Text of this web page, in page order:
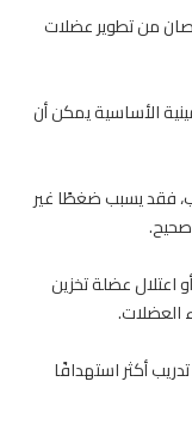
من تطوير عضلات
الأساسية يمكن أن
فقد يسبب ضغطًا غير
أو اعتلال عضلة تخزين
العضلات.
أكثر استهدافًا